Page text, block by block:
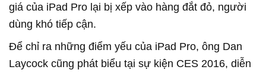
giá của iPad Pro lại bị xếp vào hàng đắt đỏ, người
dùng khó tiếp cận.
Để chỉ ra những điểm yếu của iPad Pro, ông Dan
Laycock cũng phát biểu tại sự kiện CES 2016, diễn